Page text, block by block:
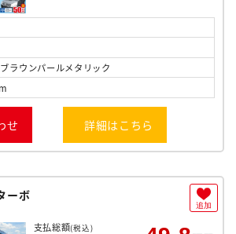
ラウンパールメタリック
せ 詳細はこちら
ーボ
支払総額(税込)
追加